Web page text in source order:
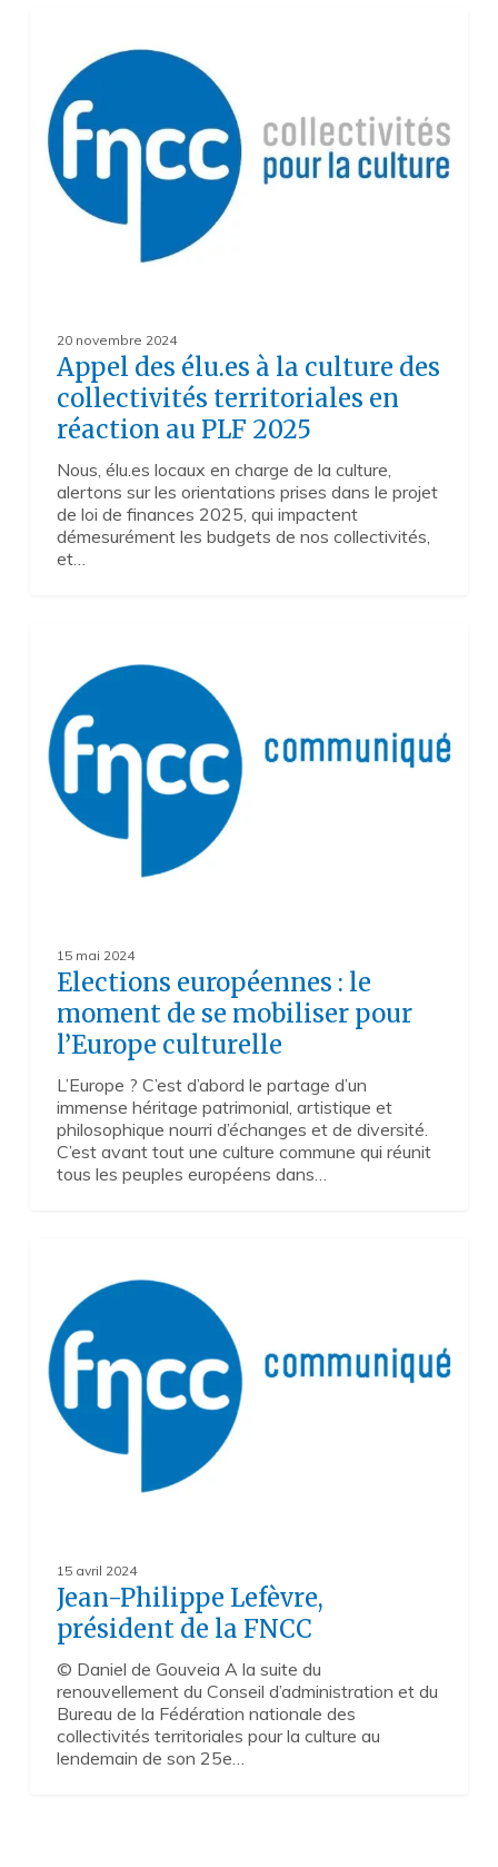
culture
des
collectivités
territoriales
20 novembre 2024
Appel des élu.es à la culture des
collectivités territoriales en
réaction au PLF 2025
Nous, élu.es locaux en charge de la culture,
alertons sur les orientations prises dans le projet
de loi de finances 2025, qui impactent
démesurément les budgets de nos collectivités,
et…
moment
mobiliser
pour
l’Europe
culturelle
15 mai 2024
Elections européennes : le
moment de se mobiliser pour
l’Europe culturelle
L’Europe ? C’est d’abord le partage d’un
immense héritage patrimonial, artistique et
philosophique nourri d’échanges et de diversité.
C’est avant tout une culture commune qui réunit
tous les peuples européens dans…
Lefèvre,
président
FNCC
15 avril 2024
Jean-Philippe Lefèvre,
président de la FNCC
© Daniel de Gouveia A la suite du
renouvellement du Conseil d’administration et du
Bureau de la Fédération nationale des
collectivités territoriales pour la culture au
lendemain de son 25e…